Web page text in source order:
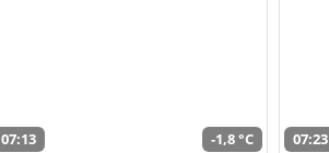
07:13 -1,8 °C 07:23